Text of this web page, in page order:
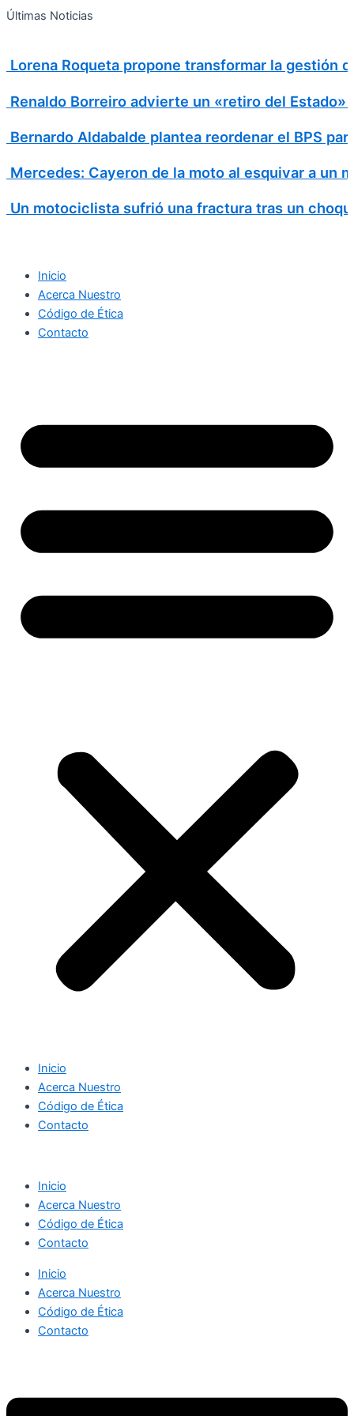
Ir
Últimas Noticias
Lorena Roqueta propone transformar la gestión
Renaldo Borreiro advierte un «retiro del
Bernardo Aldabalde plantea reordenar el BPS
Mercedes: Cayeron de la moto al esquivar a un
Un motociclista sufrió una fractura tras un
Inicio
Acerca Nuestro
Código de Ética
Contacto
Inicio
Acerca Nuestro
Código de Ética
Contacto
Inicio
Acerca Nuestro
Código de Ética
Contacto
Inicio
Acerca Nuestro
Código de Ética
Contacto
Search